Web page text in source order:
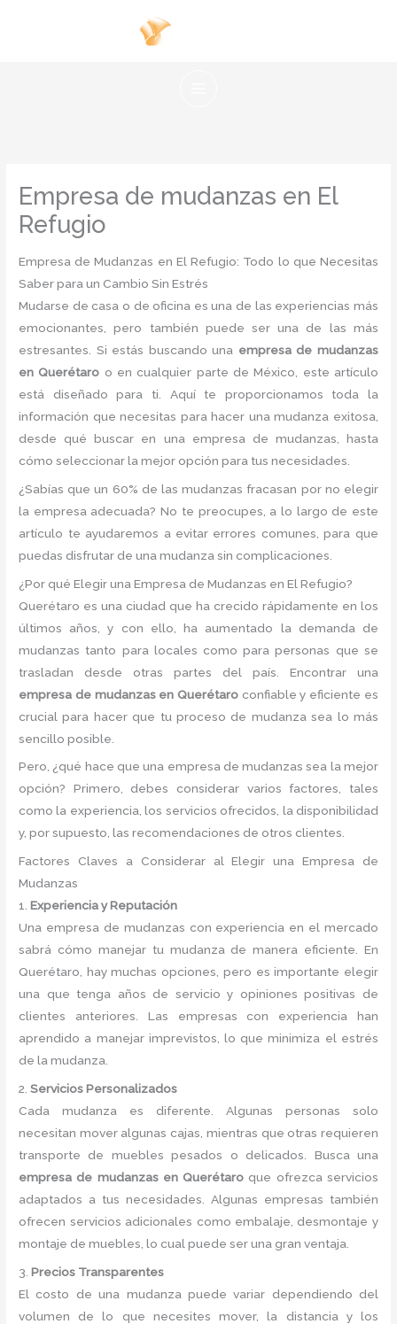
Empresa de mudanzas en El
Refugio
Empresa de Mudanzas en El Refugio: Todo lo que Necesitas
Saber para un Cambio Sin Estrés
Mudarse de casa o de oficina es una de las experiencias más
emocionantes, pero también puede ser una de las más
estresantes. Si estás buscando una empresa de mudanzas
en Querétaro o en cualquier parte de México, este artículo
está diseñado para ti. Aquí te proporcionamos toda la
información que necesitas para hacer una mudanza exitosa,
desde qué buscar en una empresa de mudanzas, hasta
cómo seleccionar la mejor opción para tus necesidades.
¿Sabías que un 60% de las mudanzas fracasan por no elegir
la empresa adecuada? No te preocupes, a lo largo de este
artículo te ayudaremos a evitar errores comunes, para que
puedas disfrutar de una mudanza sin complicaciones.
¿Por qué Elegir una Empresa de Mudanzas en El Refugio?
Querétaro es una ciudad que ha crecido rápidamente en los
últimos años, y con ello, ha aumentado la demanda de
mudanzas tanto para locales como para personas que se
trasladan desde otras partes del país. Encontrar una
empresa de mudanzas en Querétaro confiable y eficiente es
crucial para hacer que tu proceso de mudanza sea lo más
sencillo posible.
Pero, ¿qué hace que una empresa de mudanzas sea la mejor
opción? Primero, debes considerar varios factores, tales
como la experiencia, los servicios ofrecidos, la disponibilidad
y, por supuesto, las recomendaciones de otros clientes.
Factores Claves a Considerar al Elegir una Empresa de
Mudanzas
1.Experiencia y Reputación
Una empresa de mudanzas con experiencia en el mercado
sabrá cómo manejar tu mudanza de manera eficiente. En
Querétaro, hay muchas opciones, pero es importante elegir
una que tenga años de servicio y opiniones positivas de
clientes anteriores. Las empresas con experiencia han
aprendido a manejar imprevistos, lo que minimiza el estrés
de la mudanza.
2.Servicios Personalizados
Cada mudanza es diferente. Algunas personas solo
necesitan mover algunas cajas, mientras que otras requieren
transporte de muebles pesados o delicados. Busca una
empresa de mudanzas en Querétaro que ofrezca servicios
adaptados a tus necesidades. Algunas empresas también
ofrecen servicios adicionales como embalaje, desmontaje y
montaje de muebles, lo cual puede ser una gran ventaja.
3.Precios Transparentes
El costo de una mudanza puede variar dependiendo del
volumen de lo que necesites mover, la distancia y los